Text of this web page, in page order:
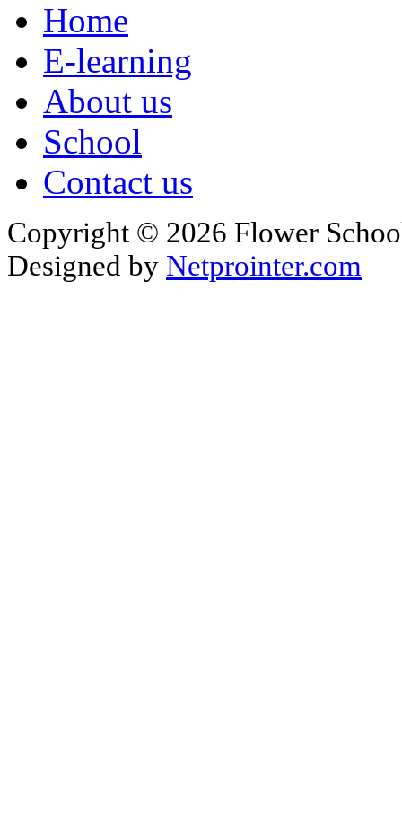
Home
E-learning
About us
School
Contact us
Copyright © 2026 Flower
Designed by Netprointer.com